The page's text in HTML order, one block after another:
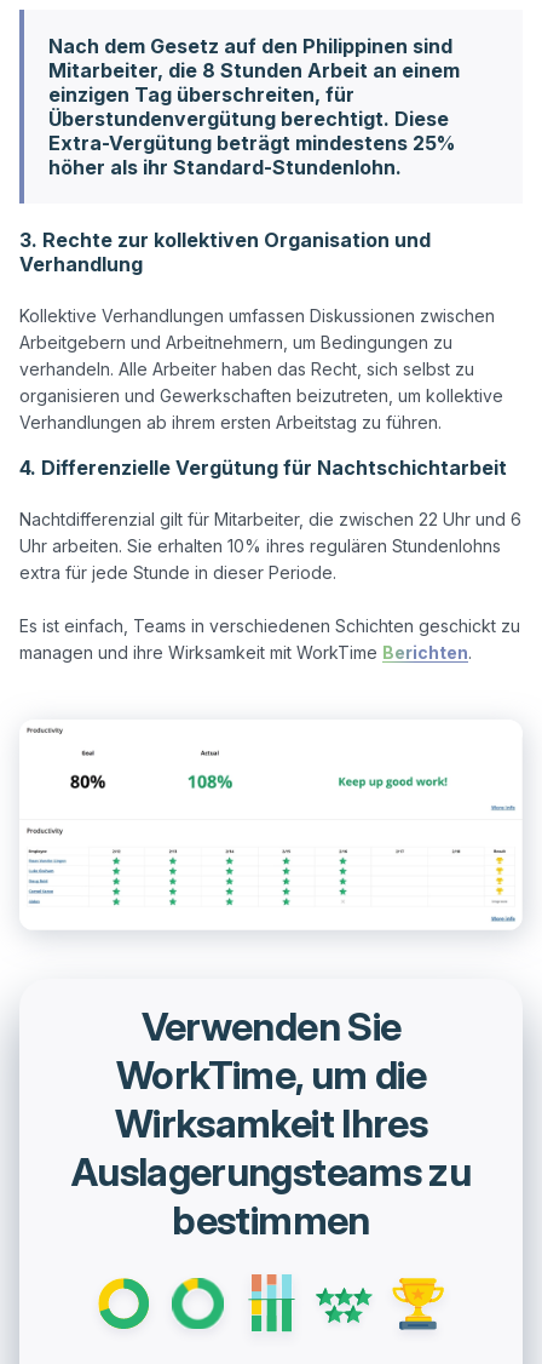
Nach dem Gesetz auf den Philippinen sind
Mitarbeiter, die 8 Stunden Arbeit an einem
einzigen Tag überschreiten, für
Überstundenvergütung berechtigt. Diese
Extra-Vergütung beträgt mindestens 25%
höher als ihr Standard-Stundenlohn.
3. Rechte zur kollektiven Organisation und
Verhandlung
Kollektive Verhandlungen umfassen Diskussionen zwischen
Arbeitgebern und Arbeitnehmern, um Bedingungen zu
verhandeln. Alle Arbeiter haben das Recht, sich selbst zu
organisieren und Gewerkschaften beizutreten, um kollektive
4. Differenzielle Vergütung für Nachtschichtarbeit
Nachtdifferenzial gilt für Mitarbeiter, die zwischen 22 Uhr und 6
Uhr arbeiten. Sie erhalten 10% ihres regulären Stundenlohns
extra für jede Stunde in dieser Periode.
Es ist einfach, Teams in verschiedenen Schichten geschickt zu
managen und ihre Wirksamkeit mit WorkTime Berichten
Verwenden Sie
WorkTime, um die
Wirksamkeit Ihres
Auslagerungsteams zu
bestimmen